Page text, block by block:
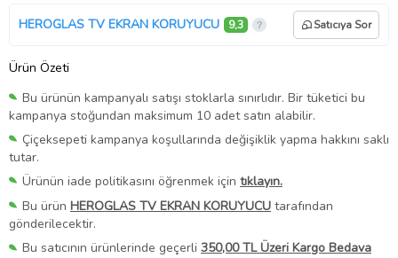
HEROGLAS TV EKRAN KORUYUCU 9,3 Satıcıya Sor
Ürün Özeti
Bu ürünün kampanyalı satışı stoklarla sınırlıdır. Bir tüketici bu
kampanya stoğundan maksimum 10 adet satın alabilir.
Çiçeksepeti kampanya koşullarında değişiklik yapma hakkını saklı
tutar.
Ürünün iade politikasını öğrenmek için tıklayın.
Bu ürün HEROGLAS TV EKRAN KORUYUCU tarafından
gönderilecektir.
Bu satıcının ürünlerinde geçerli 350,00 TL Üzeri Kargo Bedava